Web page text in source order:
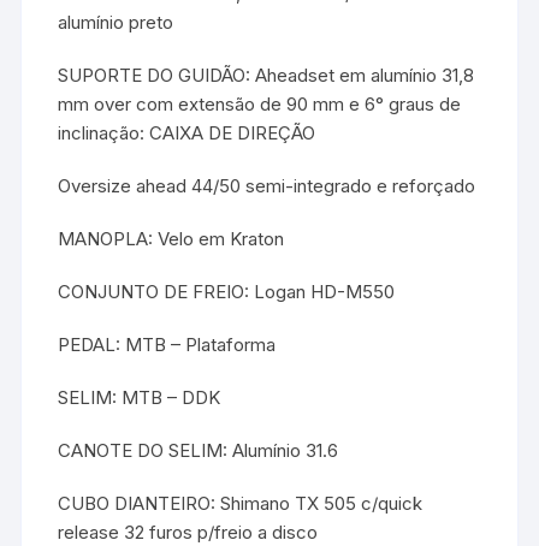
alumínio preto
SUPORTE DO GUIDÃO: Aheadset em alumínio 31,8
mm over com extensão de 90 mm e 6° graus de
inclinação: CAIXA DE DIREÇÃO
Oversize ahead 44/50 semi-integrado e reforçado
MANOPLA: Velo em Kraton
CONJUNTO DE FREIO: Logan HD-M550
PEDAL: MTB – Plataforma
SELIM: MTB – DDK
CANOTE DO SELIM: Alumínio 31.6
CUBO DIANTEIRO: Shimano TX 505 c/quick
release 32 furos p/freio a disco